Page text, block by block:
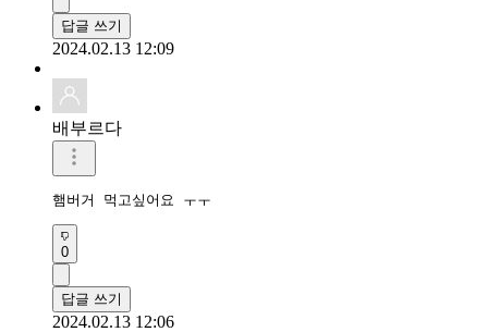
답글 쓰기
2024.02.13 12:09
배부르다
햄버거 먹고싶어요 ㅜㅜ
0
답글 쓰기
2024.02.13 12:06